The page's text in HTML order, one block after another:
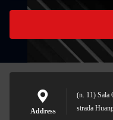
Address
(n. 11) Sala
strada